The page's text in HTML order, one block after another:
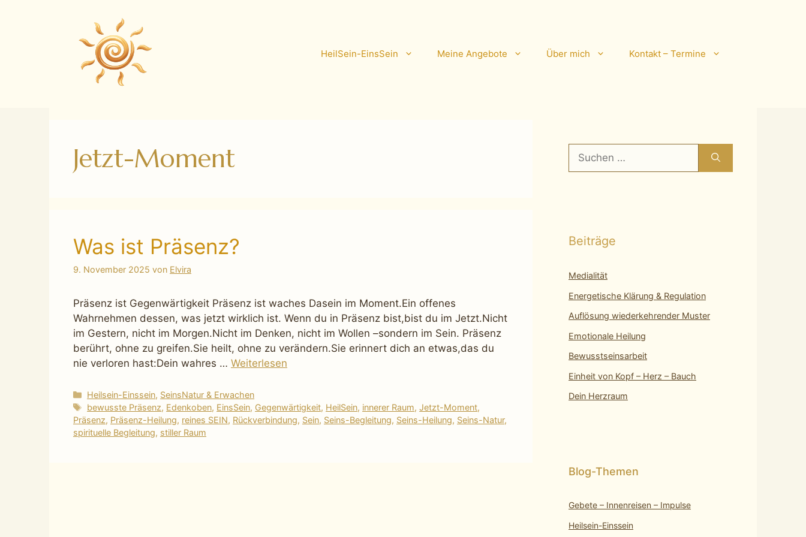
HeilSein-EinsSein Meine Angebote Über mich Kontakt – Termine
Jetzt-Moment
Was ist Präsenz?
9. November 2025 von Elvira
Präsenz ist Gegenwärtigkeit Präsenz ist waches Dasein im Moment.Ein offenes
Wahrnehmen dessen, was jetzt wirklich ist. Wenn du in Präsenz bist,bist du im Jetzt.Nicht
im Gestern, nicht im Morgen.Nicht im Denken, nicht im Wollen –sondern im Sein. Präsenz
berührt, ohne zu greifen.Sie heilt, ohne zu verändern.Sie erinnert dich an etwas,das du
nie verloren hast:Dein wahres … Weiterlesen
Kategorien
Heilsein-Einssein, SeinsNatur & Erwachen
Schlagwörter
bewusste Präsenz, Edenkoben, EinsSein, Gegenwärtigkeit, HeilSein, innerer Raum,Jetzt-Moment,
Präsenz, Präsenz-Heilung, reines SEIN, Rückverbindung, Sein, Seins-Begleitung, Seins-Heilung, Seins-Natur,
spirituelle Begleitung, stiller Raum
Suchen
nach:
Beiträge
Medialität
Energetische Klärung & Regulation
Auflösung wiederkehrender Muster
Emotionale Heilung
Bewusstseinsarbeit
Einheit von Kopf – Herz – Bauch
Dein Herzraum
Gebete – Innenreisen – Impulse
Heilsein-Einssein